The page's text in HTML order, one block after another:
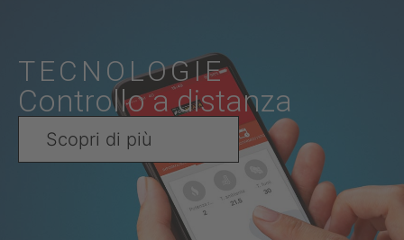
TECNOLOGIE
Controllo a distanza
Scopri di più